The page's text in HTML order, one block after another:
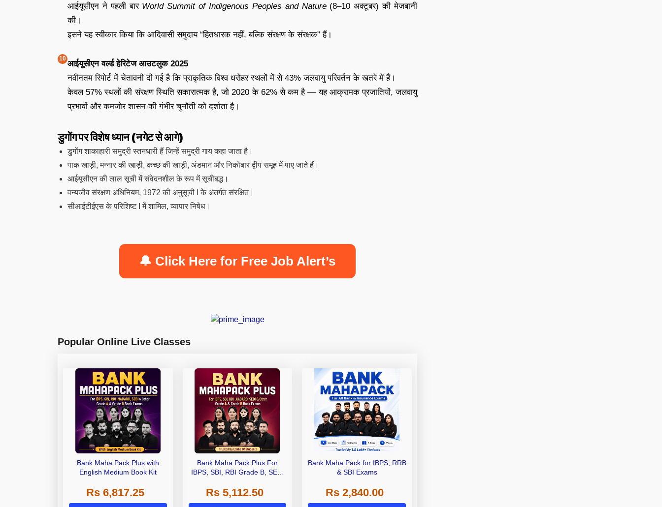
आईयूसीएन ने पहली बार World Summit of Indigenous Peoples and Nature(8–10 अक्टूबर) की मेजबानी
की।
इसने यह स्वीकार किया कि आदिवासी समुदाय “हितधारक नहीं, बल्कि संरक्षण के संरक्षक” हैं।
आईयूसीएन वर्ल्ड हेरिटेज आउटलुक 2025
नवीनतम रिपोर्ट में चेतावनी दी गई है कि प्राकृतिक विश्व धरोहर स्थलों में से 43% जलवायु परिवर्तन के खतरे में हैं।
केवल 57% स्थलों की संरक्षण स्थिति सकारात्मक है, जो 2020 के 62% से कम है — यह आक्रामक प्रजातियों, जलवायु
प्रभावों और कमजोर शासन की गंभीर चुनौती को दर्शाता है।
डुगोंग पर विशेष ध्यान (नगेट से आगे)
डुगोंग शाकाहारी समुद्री स्तनधारी हैं जिन्हें समुद्री गाय कहा जाता है।
पाक खाड़ी, मन्नार की खाड़ी, कच्छ की खाड़ी, अंडमान और निकोबार द्वीप समूह में पाए जाते हैं।
आईयूसीएन की लाल सूची में संवेदनशील के रूप में सूचीबद्ध।
वन्यजीव संरक्षण अधिनियम, 1972 की अनुसूची I के अंतर्गत संरक्षित।
सीआईटीईएस के परिशिष्ट I में शामिल, व्यापार निषेध।
🔔 Click Here for Free Job Alert’s
Popular Online Live Classes
Bank Maha Pack Plus with
English Medium Book Kit
Rs 6,817.25
Bank Maha Pack Plus For
IBPS, SBI, RBI Grade B, SEBI
Other Grade A & Grade B Bank
Exams
Rs 5,112.50
Bank Maha Pack for IBPS, RRB
& SBI Exams
Rs 2,840.00